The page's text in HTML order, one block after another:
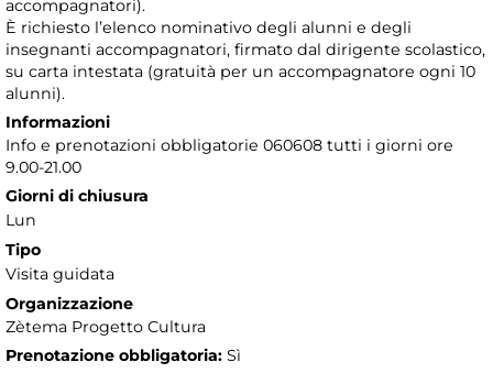
accompagnatori).
È richiesto l’elenco nominativo degli alunni e degli
insegnanti accompagnatori, firmato dal dirigente scolastico,
su carta intestata (gratuità per un accompagnatore ogni 10
alunni).
Informazioni
Info e prenotazioni obbligatorie 060608 tutti i giorni ore
9.00-21.00
Giorni di chiusura
Lun
Tipo
Visita guidata
Organizzazione
Zètema Progetto Cultura
Prenotazione obbligatoria: Sì